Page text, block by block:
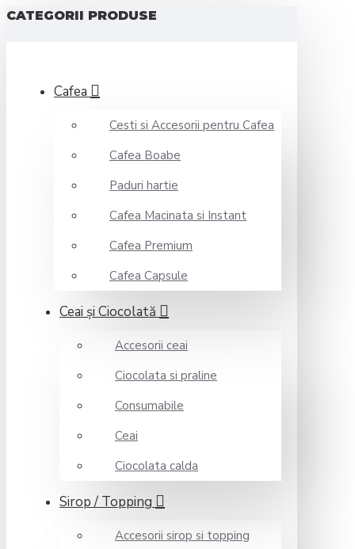
CATEGORII PRODUSE
Cafea
Cesti si Accesorii pentru Cafea
Cafea Boabe
Paduri hartie
Cafea Macinata si Instant
Cafea Premium
Cafea Capsule
Ceai şi Ciocolată
Accesorii ceai
Ciocolata si praline
Consumabile
Ceai
Ciocolata calda
Sirop / Topping
Accesorii sirop si topping